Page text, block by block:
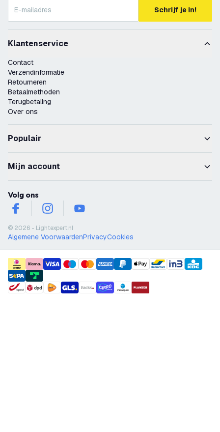
Schrijf je in!
Klantenservice
Contact
Verzendinformatie
Retourneren
Betaalmethoden
Terugbetaling
Over ons
Populair
Mijn account
Volg ons
facebookinstagramyoutube
© 2026 - Lightexpert.nl
Algemene VoorwaardenPrivacyCookies
payment methods
shipment methods